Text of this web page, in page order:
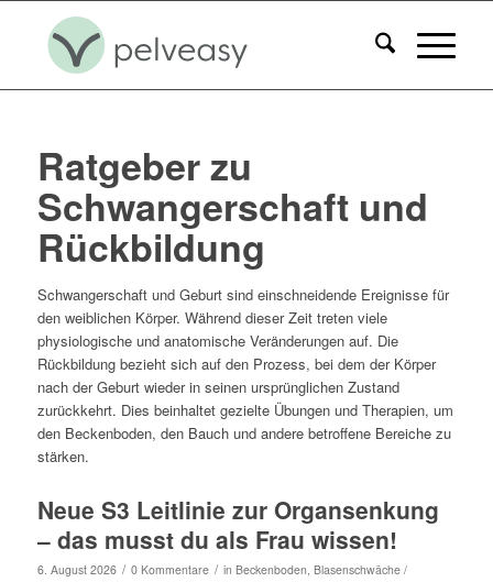
Ratgeber zu
Schwangerschaft und
Rückbildung
Schwangerschaft und Geburt sind einschneidende Ereignisse für
den weiblichen Körper. Während dieser Zeit treten viele
physiologische und anatomische Veränderungen auf. Die
Rückbildung bezieht sich auf den Prozess, bei dem der Körper
nach der Geburt wieder in seinen ursprünglichen Zustand
zurückkehrt. Dies beinhaltet gezielte Übungen und Therapien, um
den Beckenboden, den Bauch und andere betroffene Bereiche zu
stärken.
Neue S3 Leitlinie zur Organsenkung
– das musst du als Frau wissen!
6. August 2026 / 0 Kommentare / in Beckenboden, Blasenschwäche /